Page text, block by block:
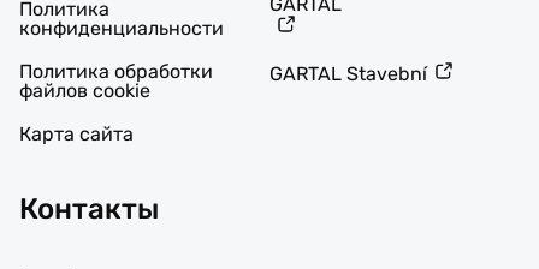
Политика
конфиденциальности
Политика обработки
файлов cookie
Карта сайта
GARTAL Stavební
Контакты